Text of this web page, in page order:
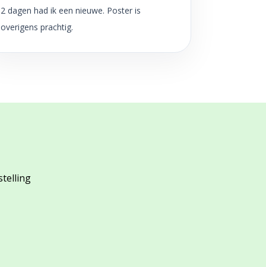
2 dagen had ik een nieuwe. Poster is
overigens prachtig.